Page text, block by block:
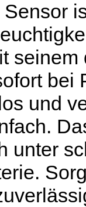
bei
und
unter